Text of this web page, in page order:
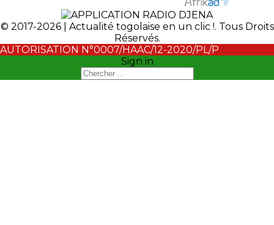
© 2017-2026 | Actualité togolaise en un clic !. Tous Droits
Réservés.
AUTORISATION N°0007/HAAC/12-2020/PL/P
Sign in